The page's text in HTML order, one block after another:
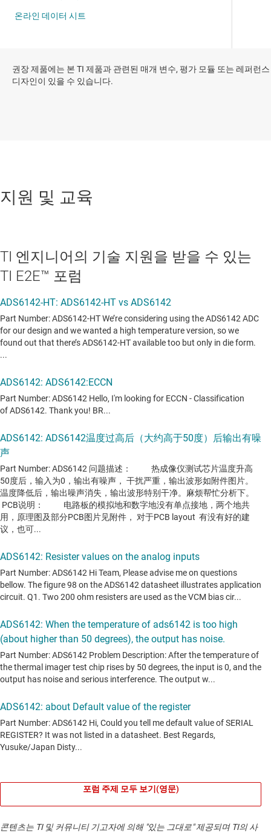
권장 제품에는 본 TI 제품과 관련된 매개 변수, 평가 모듈 또는 레퍼런스
디자인이 있을 수 있습니다.
지원 및 교육
TI 엔지니어의 기술 지원을 받을 수 있는
TI E2E™ 포럼
포럼 주제 모두 보기(영문)
콘텐츠는 TI 및 커뮤니티 기고자에 의해 "있는 그대로" 제공되며 TI의 사